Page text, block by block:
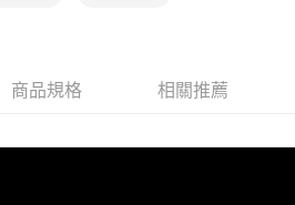
商品規格 相關推薦